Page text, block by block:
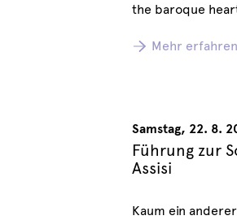
the baroque
Mehr erfahren
Samstag, 22. 8.
Führung zur
Assisi
Kaum ein